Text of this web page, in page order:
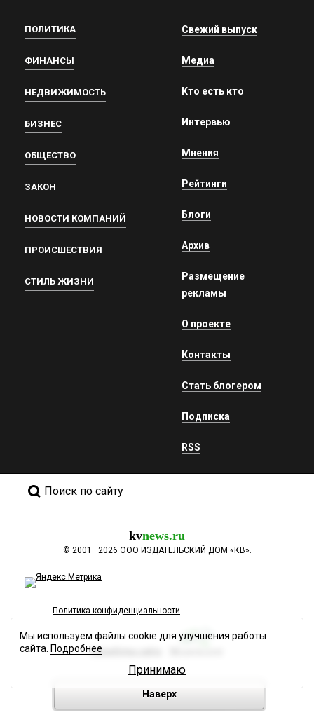
ПОЛИТИКА
ФИНАНСЫ
НЕДВИЖИМОСТЬ
БИЗНЕС
ОБЩЕСТВО
ЗАКОН
НОВОСТИ КОМПАНИЙ
ПРОИСШЕСТВИЯ
СТИЛЬ ЖИЗНИ
Свежий выпуск
Медиа
Кто есть кто
Интервью
Мнения
Рейтинги
Блоги
Архив
Размещение
рекламы
О проекте
Контакты
Стать блогером
Подписка
RSS
Поиск по сайту
kvnews.ru
© 2001—2026 ООО ИЗДАТЕЛЬСКИЙ ДОМ «КВ».
Политика конфиденциальности
Разработка сайта
Наверх
Мы используем файлы cookie для улучшения работы
сайта. Подробнее
Принимаю